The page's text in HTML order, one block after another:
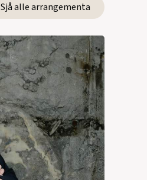
Sjå alle arrangementa